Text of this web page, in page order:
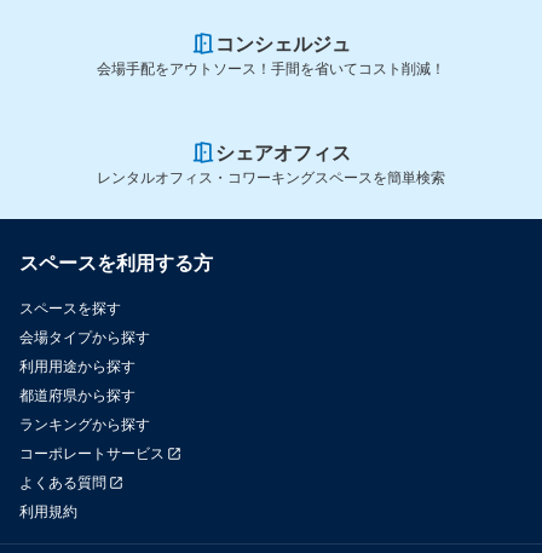
コンシェルジュ
会場手配をアウトソース！手間を省いてコスト削減！
シェアオフィス
レンタルオフィス・コワーキングスペースを簡単検索
スペースを利用する方
スペースを探す
会場タイプから探す
利用用途から探す
都道府県から探す
ランキングから探す
コーポレートサービス
よくある質問
利用規約